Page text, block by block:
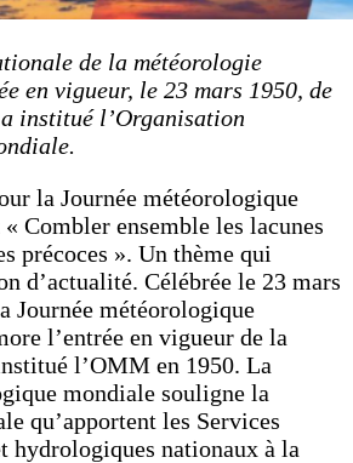
de la météorologie
en vigueur, le 23 mars 1950, de
institué l’Organisation
la Journée météorologique
Combler ensemble les lacunes
précoces ». Un thème qui
d’actualité. Célébrée le 23 mars
Journée météorologique
l’entrée en vigueur de la
l’OMM en 1950. La
mondiale souligne la
qu’apportent les Services
hydrologiques nationaux à la